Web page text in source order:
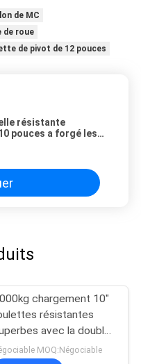
de MC
de roue
de pivot de 12 pouces
résistante
pouces a forgé les
chargement 10"
résistantes
avec la double
MOQ:Négociable